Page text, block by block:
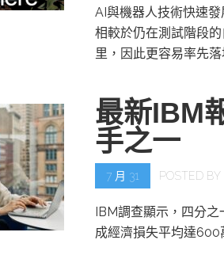
AI與機器人技術快速
相較於仍在測試階段
里，因此更容易率先落
最新IBM
手之一
7 月 31 POSTED BY
IBM調查顯示，四分
成經濟損失平均達600